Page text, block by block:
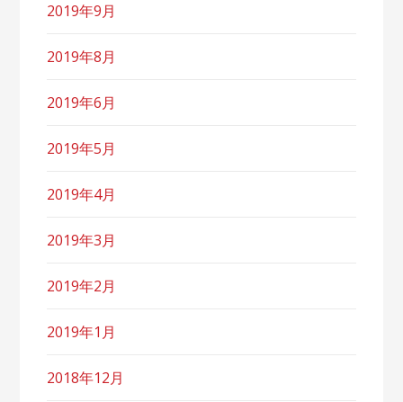
2019年9月
2019年8月
2019年6月
2019年5月
2019年4月
2019年3月
2019年2月
2019年1月
2018年12月